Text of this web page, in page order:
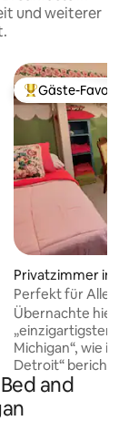
und weiterer
Bewertung:
Beliebter Gäste-
Gäste-Favorit
Privatzimmer in
Perfekt für
Wackadoodle Art
Übernachte hier
„einzigartigsten
Michigan“, wie im
Detroit“
Minikühlschrank,
separates
im Zimmer. (Bett
and